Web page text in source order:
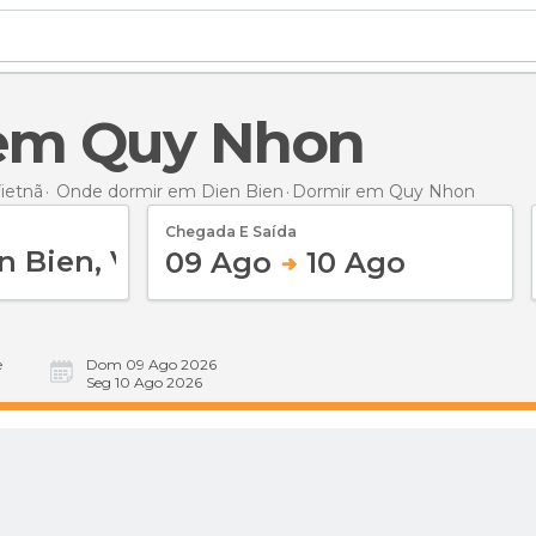
Quy Nhon
Onde dormir em Dien Bien Dormir em Quy Nhon
Chegada E Saída
09 Ago 10 Ago
Dom 09 Ago 2026
Seg 10 Ago 2026